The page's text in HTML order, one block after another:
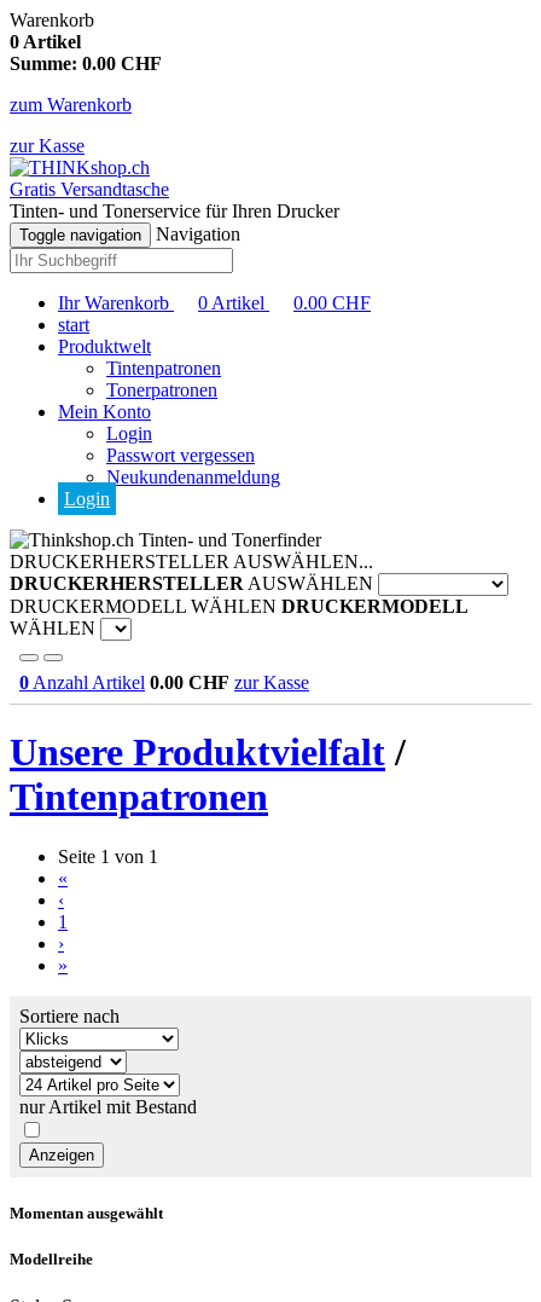
Warenkorb
0 Artikel
Summe: 0.00 CHF
zum Warenkorb
zur Kasse
Gratis Versandtasche
Tinten- und Tonerservice für Ihren Drucker
Toggle navigation Navigation
Ihr Warenkorb 0 Artikel 0.00 CHF
start
Produktwelt
Tintenpatronen
Tonerpatronen
Mein Konto
Login
Passwort vergessen
Neukundenanmeldung
Login
Tinten- und Tonerfinder
DRUCKERHERSTELLER AUSWÄHLEN...
DRUCKERHERSTELLER AUSWÄHLEN
DRUCKERMODELL WÄHLEN DRUCKERMODELL
WÄHLEN
0 Anzahl Artikel 0.00 CHF zur Kasse
Unsere Produktvielfalt/
Tintenpatronen
Seite 1 von 1
«
‹
1
›
»
Sortiere nach
nur Artikel mit Bestand
Momentan ausgewählt
Modellreihe